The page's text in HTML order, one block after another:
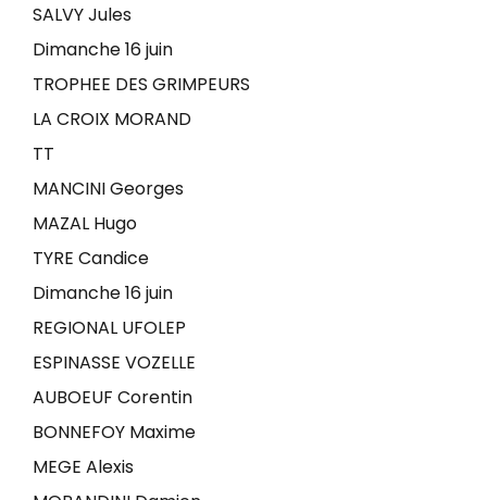
SALVY Jules
Dimanche 16 juin
TROPHEE DES GRIMPEURS
LA CROIX MORAND
TT
MANCINI Georges
MAZAL Hugo
TYRE Candice
Dimanche 16 juin
REGIONAL UFOLEP
ESPINASSE VOZELLE
AUBOEUF Corentin
BONNEFOY Maxime
MEGE Alexis